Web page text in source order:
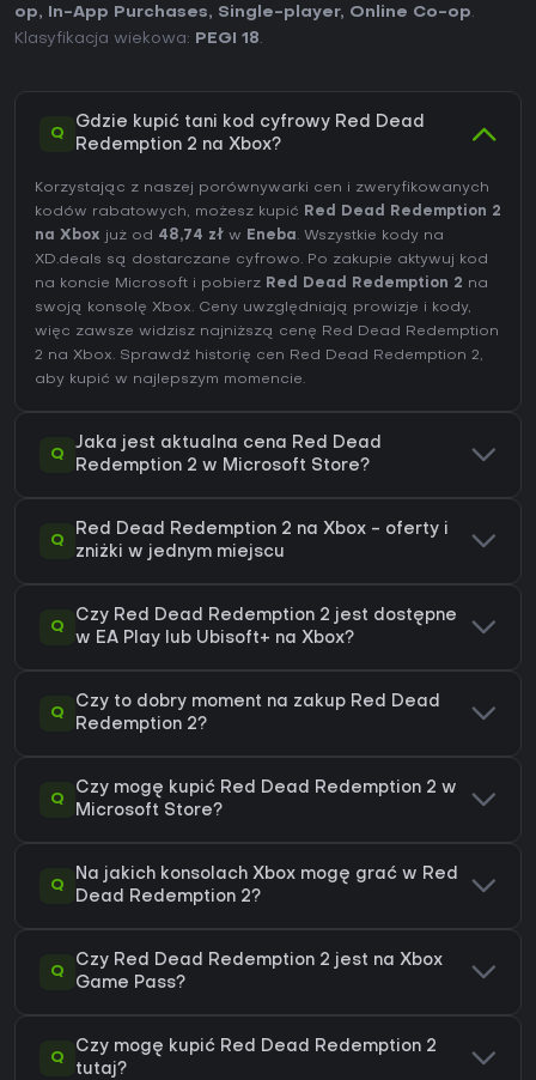
op, In-App Purchases, Single-player, Online Co-op.
Klasyfikacja wiekowa:
PEGI 18.
Q
Gdzie kupić tani kod cyfrowy Red Dead
Redemption 2 na Xbox?
Korzystając z naszej porównywarki cen i zweryfikowanych
kodów rabatowych, możesz kupić Red Dead Redemption 2
na Xbox już od 48,74 zł w Eneba. Wszystkie kody na
XD.deals są dostarczane cyfrowo. Po zakupie aktywuj kod
na koncie Microsoft i pobierz Red Dead Redemption 2 na
swoją konsolę Xbox. Ceny uwzględniają prowizje i kody,
więc zawsze widzisz najniższą cenę Red Dead Redemption
2 na Xbox. Sprawdź historię cen Red Dead Redemption 2,
aby kupić w najlepszym momencie.
Q
Jaka jest aktualna cena Red Dead
Redemption 2 w Microsoft Store?
Q
Red Dead Redemption 2 na Xbox - oferty i
zniżki w jednym miejscu
Q
Czy Red Dead Redemption 2 jest dostępne
w EA Play lub Ubisoft+ na Xbox?
Q
Czy to dobry moment na zakup Red Dead
Redemption 2?
Q
Czy mogę kupić Red Dead Redemption 2 w
Microsoft Store?
Q
Na jakich konsolach Xbox mogę grać w Red
Dead Redemption 2?
Q
Czy Red Dead Redemption 2 jest na Xbox
Game Pass?
Q
Czy mogę kupić Red Dead Redemption 2
tutaj?